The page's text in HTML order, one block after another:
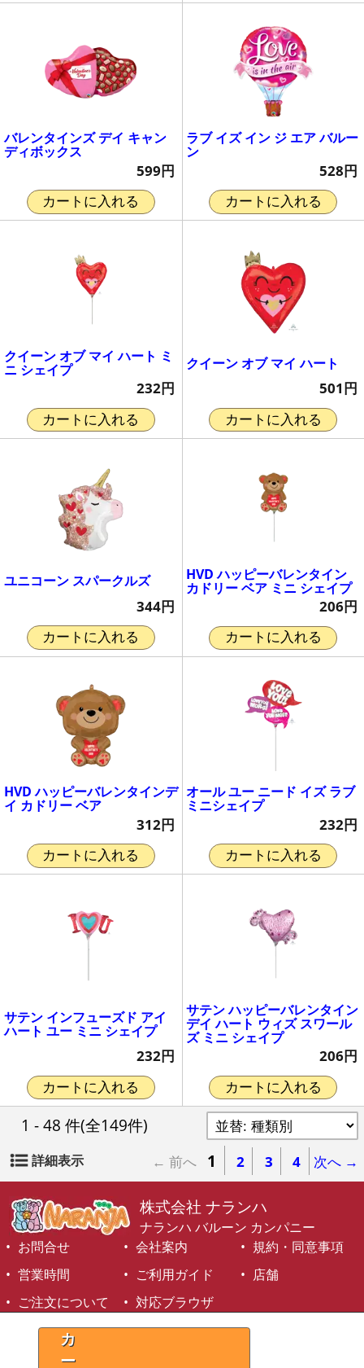
バレンタインズ デイ キャン
ディボックス
599円
カートに入れる
ラブ イズ イン ジ エア バルー
ン
528円
カートに入れる
クイーン オブ マイ ハート ミ
ニ シェイプ
232円
カートに入れる
クイーン オブ マイ ハート
501円
カートに入れる
ユニコーン スパークルズ
344円
カートに入れる
HVD ハッピーバレンタイン
カドリー ベア ミニ シェイプ
206円
カートに入れる
HVD ハッピーバレンタインデ
イ カドリー ベア
312円
カートに入れる
オール ユー ニード イズ ラブ
ミニシェイプ
232円
カートに入れる
サテン インフューズド アイ
ハート ユー ミニ シェイプ
232円
カートに入れる
サテン ハッピーバレンタイン
デイ ハート ウィズ スワール
ズ ミニ シェイプ
206円
カートに入れる
1 - 48 件(全149件)
詳細表示 ← 前へ 1 2 3 4 次へ →
カ
ー
株式会社 ナランハ
ナランハ バルーン カンパニー
お問合せ
会社案内
規約・同意事項
営業時間
ご利用ガイド
店舗
ご注文について
対応ブラウザ
©1999-2026 NARANJA Inc. All Rights Reserved.